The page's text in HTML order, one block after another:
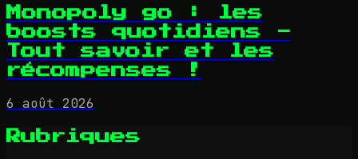
Monopoly go : les
boosts quotidiens -
Tout savoir et les
récompenses !
6 août 2026
Rubriques